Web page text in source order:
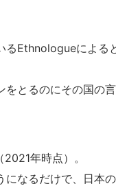
るEthnologueによ
をとるのにその国の
年時点）。
なるだけで、日本